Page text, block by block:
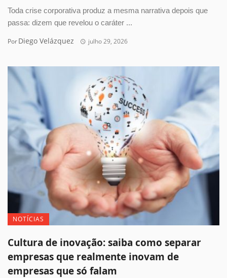
Toda crise corporativa produz a mesma narrativa depois que
passa: dizem que revelou o caráter ...
PorDiego Velázquez julho 29, 2026
NOTÍCIAS
Cultura de inovação: saiba como separar
empresas que realmente inovam de
empresas que só falam